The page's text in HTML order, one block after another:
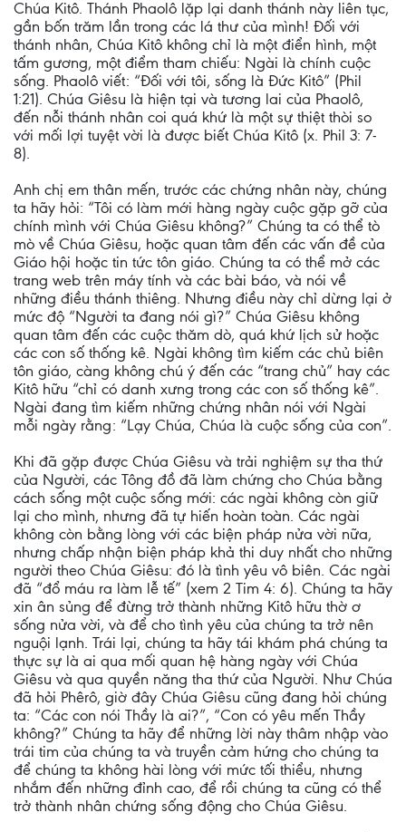
Chúa Kitô. Thánh Phaolô lặp lại danh thánh này liên tục,
gần bốn trăm lần trong các lá thư của mình! Đối với
thánh nhân, Chúa Kitô không chỉ là một điển hình, một
tấm gương, một điểm tham chiếu: Ngài là chính cuộc
sống. Phaolô viết: “Đối với tôi, sống là Đức Kitô” (Phil
1:21). Chúa Giêsu là hiện tại và tương lai của Phaolô,
đến nỗi thánh nhân coi quá khứ là một sự thiệt thòi so
với mối lợi tuyệt vời là được biết Chúa Kitô (x. Phil 3: 7-
8).
Anh chị em thân mến, trước các chứng nhân này, chúng
ta hãy hỏi: “Tôi có làm mới hàng ngày cuộc gặp gỡ của
chính mình với Chúa Giêsu không?” Chúng ta có thể tò
mò về Chúa Giêsu, hoặc quan tâm đến các vấn đề của
Giáo hội hoặc tin tức tôn giáo. Chúng ta có thể mở các
trang web trên máy tính và các bài báo, và nói về
những điều thánh thiêng. Nhưng điều này chỉ dừng lại ở
mức độ “Người ta đang nói gì?” Chúa Giêsu không
quan tâm đến các cuộc thăm dò, quá khứ lịch sử hoặc
các con số thống kê. Ngài không tìm kiếm các chủ biên
tôn giáo, càng không chú ý đến các “trang chủ” hay các
Kitô hữu “chỉ có danh xưng trong các con số thống kê”.
Ngài đang tìm kiếm những chứng nhân nói với Ngài
mỗi ngày rằng: “Lạy Chúa, Chúa là cuộc sống của con”.
Khi đã gặp được Chúa Giêsu và trải nghiệm sự tha thứ
của Người, các Tông đồ đã làm chứng cho Chúa bằng
cách sống một cuộc sống mới: các ngài không còn giữ
lại cho mình, nhưng đã tự hiến hoàn toàn. Các ngài
không còn bằng lòng với các biện pháp nửa vời nữa,
nhưng chấp nhận biện pháp khả thi duy nhất cho những
người theo Chúa Giêsu: đó là tình yêu vô biên. Các ngài
đã “đổ máu ra làm lễ tế” (xem 2 Tim 4: 6). Chúng ta hãy
xin ân sủng để đừng trở thành những Kitô hữu thờ ơ
sống nửa vời, và để cho tình yêu của chúng ta trở nên
nguội lạnh. Trái lại, chúng ta hãy tái khám phá chúng ta
thực sự là ai qua mối quan hệ hàng ngày với Chúa
Giêsu và qua quyền năng tha thứ của Người. Như Chúa
đã hỏi Phêrô, giờ đây Chúa Giêsu cũng đang hỏi chúng
ta: “Các con nói Thầy là ai?”, “Con có yêu mến Thầy
không?” Chúng ta hãy để những lời này thâm nhập vào
trái tim của chúng ta và truyền cảm hứng cho chúng ta
để chúng ta không hài lòng với mức tối thiểu, nhưng
nhắm đến những đỉnh cao, để rồi chúng ta cũng có thể
trở thành nhân chứng sống động cho Chúa Giêsu.